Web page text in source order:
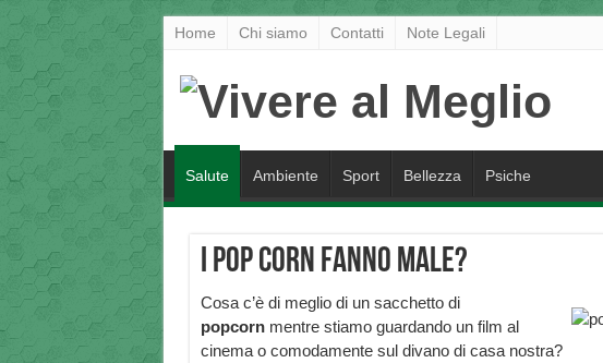
Home Chi siamo Contatti Note Legali
Salute Ambiente Sport Bellezza Psiche
I pop corn fanno male?
Cosa c’è di meglio di un sacchetto di
popcorn mentre stiamo guardando un film al
cinema o comodamente sul divano di casa nostra?